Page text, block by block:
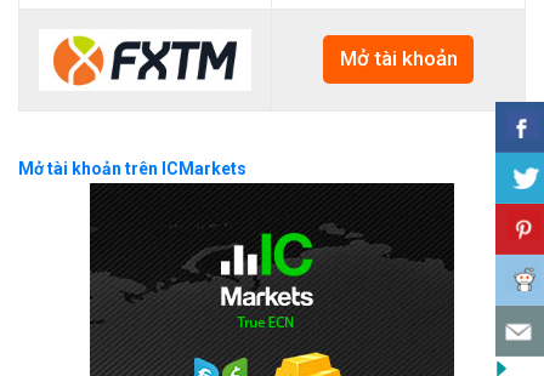
Mở tài khoản
Mở tài khoản trên ICMarkets